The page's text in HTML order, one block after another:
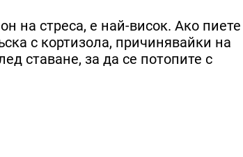
на стреса, е най-висок. Ако пиете
с кортизола, причинявайки на
ставане, за да се потопите с